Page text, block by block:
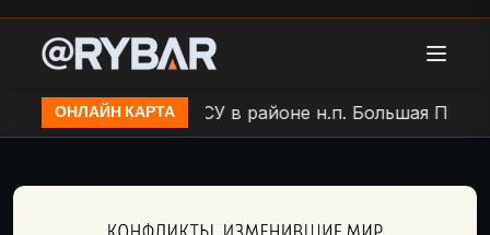
ОНЛАЙН КАРТА
ВСУ в районе н.п. Большая Писаревка Удар